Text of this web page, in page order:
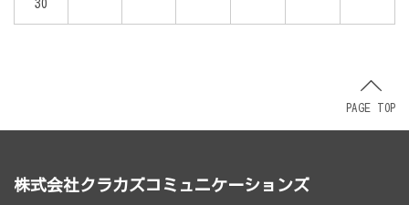
30
PAGE TOP
株式会社クラカズコミュニケーションズ